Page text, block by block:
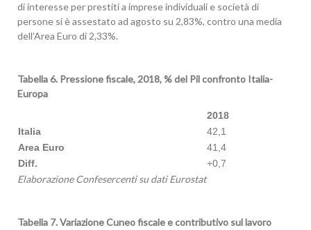
di interesse per prestiti a imprese individuali e società di
persone si è assestato ad agosto su 2,83%, contro una media
dell’Area Euro di 2,33%.
Tabella 6. Pressione fiscale, 2018, % del Pil confronto Italia-
Europa
2018
Italia
42,1
Area Euro
41,4
Diff.
+0,7
ElaborazioneConfesercenti su dati Eurostat
Tabella 7. Variazione Cuneo fiscale e contributivo sul lavoro